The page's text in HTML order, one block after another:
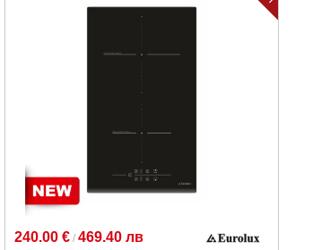
240.00 €/ 469.40 лв